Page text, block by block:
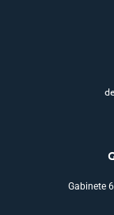
Gabinete